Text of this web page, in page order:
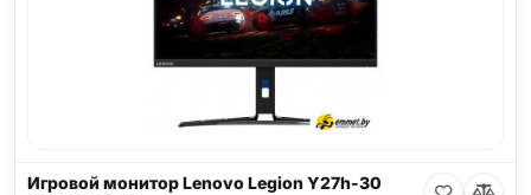
Игровой монитор Lenovo Legion Y27h-30